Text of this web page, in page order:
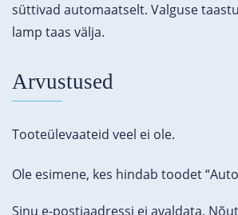
süttivad automaatselt. Valguse
lamp taas välja.
Arvustused
Tooteülevaateid veel ei ole.
Ole esimene, kes hindab toodet
Sinu e-postiaadressi ei avaldata.